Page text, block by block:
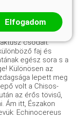
járja a Sziklás­
és gyűjti,
csodáit.
faj és
egész sora s a
Különösen az
lepett meg
volt a Chisos-
az érős tövisű,
Ám itt, Északon
Echinocereus
Elfogadom